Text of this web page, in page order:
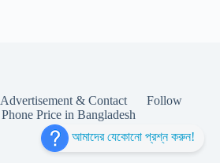
Advertisement & Contact
Follow
Phone Price in Bangladesh
আমাদের যেকোনো প্রশ্ন করুন!